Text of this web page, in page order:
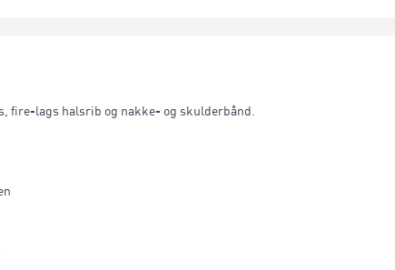
fire-lags halsrib og nakke- og skulderbånd.